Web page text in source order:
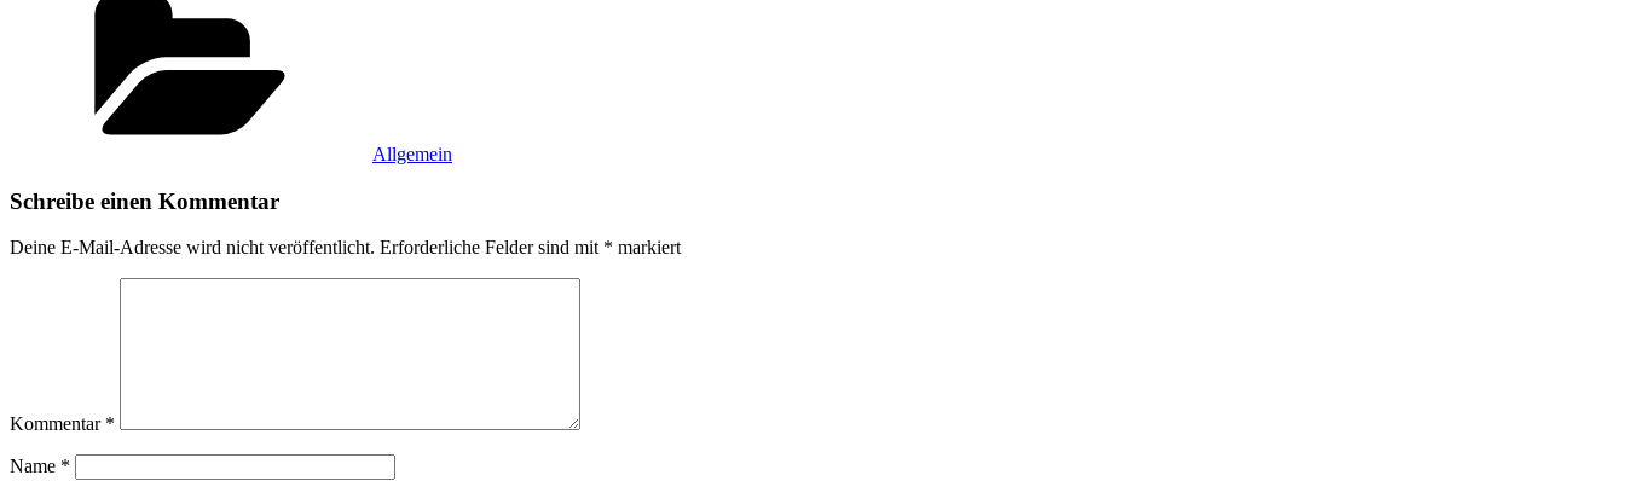
Allgemein
Schreibe einen Kommentar
Deine E-Mail-Adresse wird nicht veröffentlicht. Erforderliche Felder sind mit * markiert
Kommentar *
Name *